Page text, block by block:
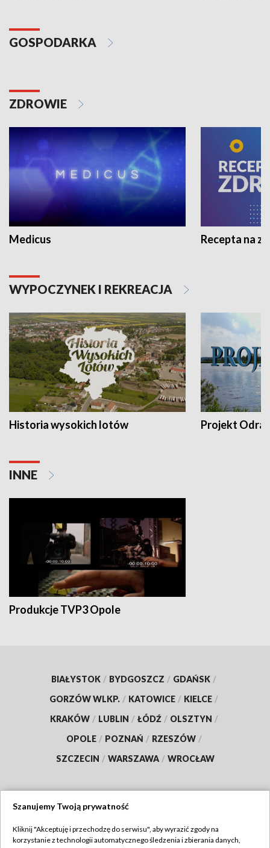
GOSPODARKA
ZDROWIE
Medicus Recepta na
WYPOCZYNEK I REKREACJA
Historia wysokich lotów Projekt Odra
INNE
Produkcje TVP3 Opole
BIAŁYSTOK / BYDGOSZCZ / GDAŃSK /
GORZÓW WLKP. / KATOWICE / KIELCE /
KRAKÓW / LUBLIN / ŁÓDŹ / OLSZTYN /
OPOLE / POZNAŃ / RZESZÓW /
SZCZECIN / WARSZAWA / WROCŁAW
TVP
Szanujemy Twoją prywatność
Kliknij "Akceptuję i przechodzę do serwisu", aby wyrazić zgody na
korzystanie z technologii automatycznego śledzenia i zbierania danych,